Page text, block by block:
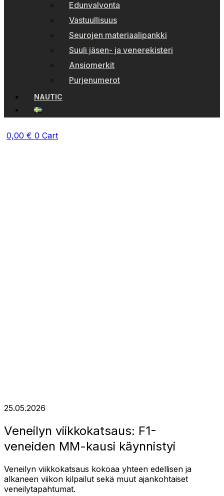
Edunvalvonta
Vastuullisuus
Seurojen materiaalipankki
Suuli jäsen- ja venerekisteri
Ansiomerkit
Purjenumerot
NAUTIC
0,00 € 0 Cart
25.05.2026
Veneilyn viikkokatsaus: F1-
veneiden MM-kausi käynnistyi
Veneilyn viikkokatsaus kokoaa yhteen edellisen ja
alkaneen viikon kilpailut sekä muut ajankohtaiset
veneilytapahtumat.